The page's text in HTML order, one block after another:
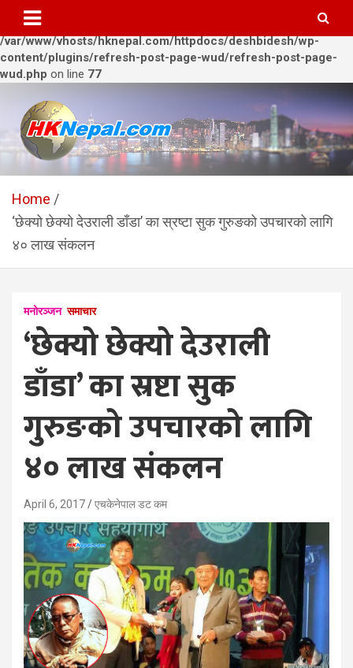
Warning
: Trying to access array offset on value of type bool in
/var/www/vhosts/hknepal.com/httpdocs/deshbidesh/wp-
content/plugins/refresh-post-page-wud/refresh-post-page-
wud.php on line 77
content
HKNepal.com – हङकङबाट
सञ्चालित पहिलो नेपाली अनलाईन
पत्रिका
hknepal, hknepal.com, hk nepal, hk nepal com
Home
‘छेक्यो छेक्यो देउराली डाँडा’ का स्रष्टा सुक गुरुङको उपचारको लागि
४० लाख संकलन
मनोरञ्जन समाचार
‘छेक्यो छेक्यो देउराली
डाँडा’ का स्रष्टा सुक
गुरुङको उपचारको लागि
४० लाख संकलन
April 6, 2017 एचकेनेपाल डट कम